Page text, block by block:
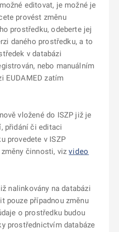
editovat, je možné je
provést změnu
prostředku, odeberte jej
daného prostředku, a to
v databázi
nebo manuálním
EUDAMED zatím
vložené do ISZP již je
přidání či editaci
provedete v ISZP
činnosti, vizvideo
nalinkovány na databázi
pouze případnou změnu
o prostředku budou
prostřednictvím databáze